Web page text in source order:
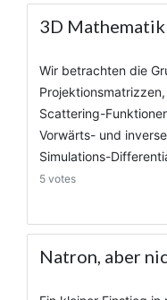
3D
Wir betrachten die
Scattering-
Vorwärts- und
Simulations-
5 votes
Natron, aber